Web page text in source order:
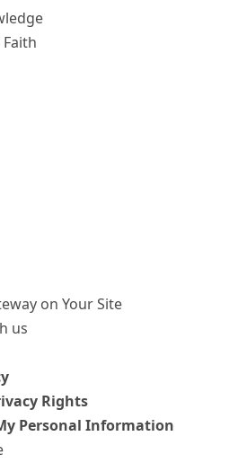
on Your Site
us
Rights
Personal Information